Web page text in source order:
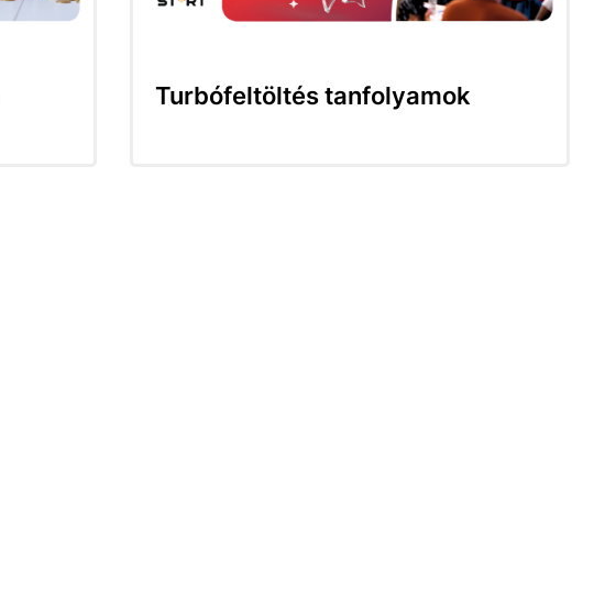
Turbófeltöltés tanfolyamok